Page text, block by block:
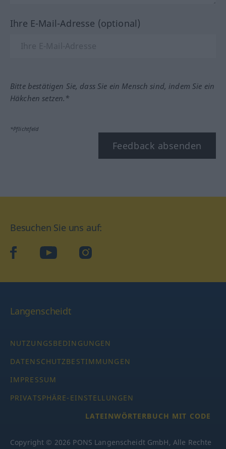
Ihre E-Mail-Adresse (optional)
Bitte bestätigen Sie, dass Sie ein Mensch sind, indem Sie ein
Häkchen setzen.*
*Pflichtfeld
Feedback absenden
Besuchen Sie uns auf:
facebookYouTube Instagram
Langenscheidt
NUTZUNGSBEDINGUNGEN
DATENSCHUTZBESTIMMUNGEN
IMPRESSUM
PRIVATSPHÄRE-EINSTELLUNGEN
LATEINWÖRTERBUCH MIT CODE
Copyright © 2026 PONS Langenscheidt GmbH, Alle Rechte